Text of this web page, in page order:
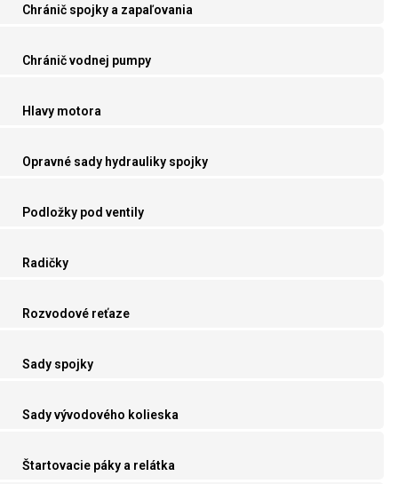
Chránič spojky a zapaľovania
Chránič vodnej pumpy
Hlavy motora
Opravné sady hydrauliky spojky
Podložky pod ventily
Radičky
Rozvodové reťaze
Sady spojky
Sady vývodového kolieska
Štartovacie páky a relátka